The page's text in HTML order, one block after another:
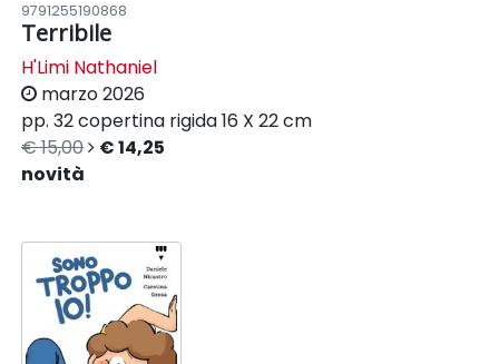
9791255190868
Terribile
H'Limi Nathaniel
marzo 2026
pp. 32copertina rigida16 X 22 cm
€ 15,00
€ 14,25
novità